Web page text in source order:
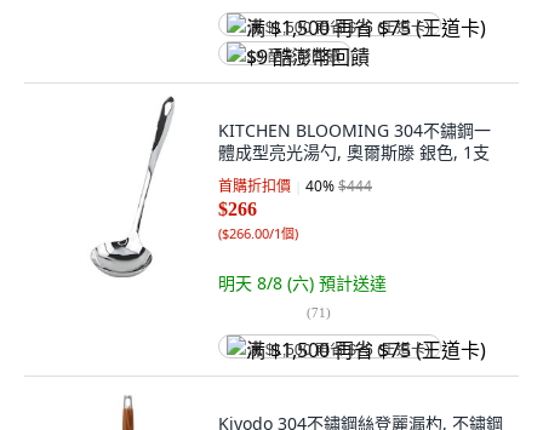
满 $1,500 再省 $75 (王道卡)
$9 酷澎幣回饋
KITCHEN BLOOMING 304不鏽鋼一
體成型亮光湯勺, 奧爾斯滕 銀色, 1支
首購折扣價 40%$444
$266
($266.00/1個)
明天 8/8 (六) 預計送達
(71)
满 $1,500 再省 $75 (王道卡)
Kiyodo 304不鏽鋼絲登麗漏杓, 不鏽鋼